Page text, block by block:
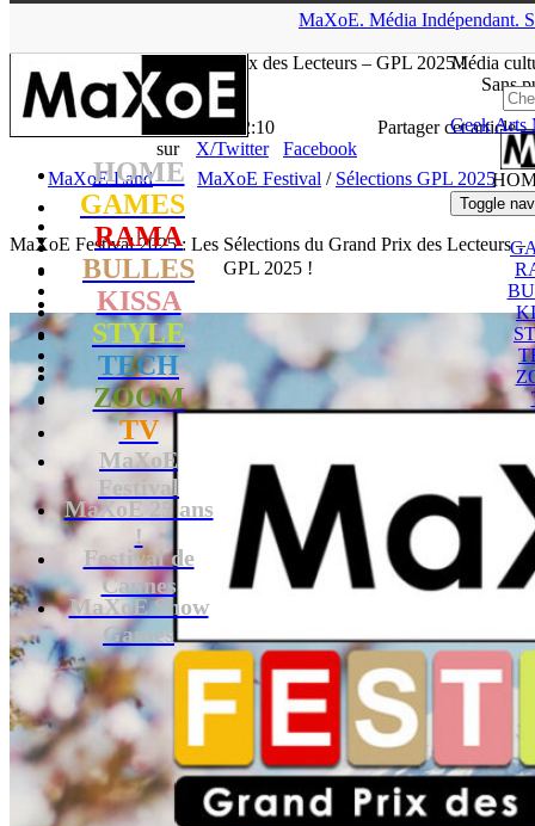
MaXoE. Média Indépendant.
HOME
GAMES
RAMA
BULLES
KISSA
STYLE
TECH
ZOOM
TV
MaXoE
Festival
MaXoE 25 ans
!
Festival de
Cannes
MaXoE Show
Games
Média
Sans
GeekArts
Toggle
Sélections du Grand Prix des Lecteurs – GPL 2025 !
- 09.06.25, 12:10
Partager cet article
sur
X/Twitter
Facebook
MaXoE Land
MaXoE Festival / Sélections GPL 2025
MaXoE Festival 2025 : Les Sélections du Grand Prix des Lecteurs –
GPL 2025 !